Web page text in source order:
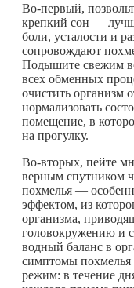
Во-первый,
крепкий сон —
боли, усталости и
сопровождают
Подышите свежим
всех обменных
очистить организм
нормализовать
помещение, в
на прогулку.
Во-вторых, пейте
верным спутником
похмелья —
эффектом, из
организма,
головокружению и
водный баланс в
симптомы похмелья
режим: в течение